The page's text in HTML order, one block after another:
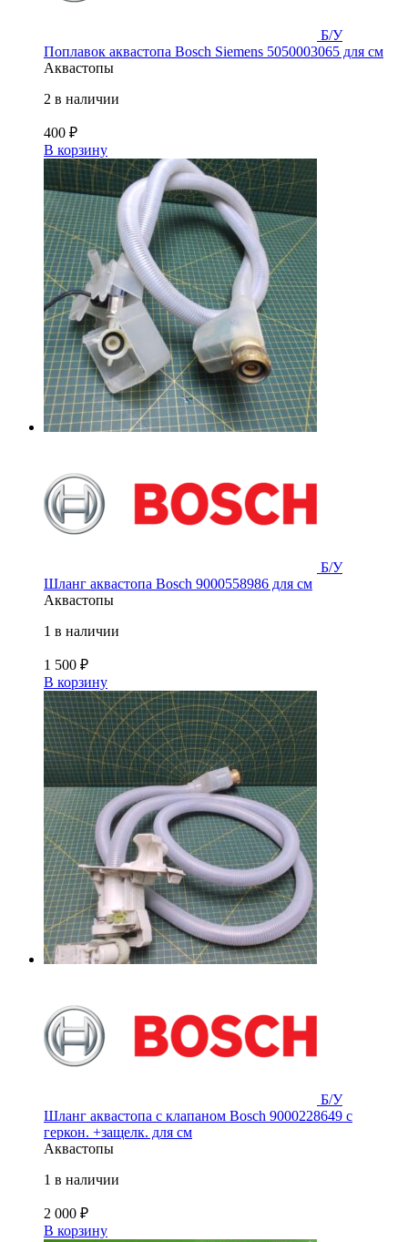
Б/У
Поплавок аквастопа Bosch Siemens 5050003065 для см
Аквастопы
2 в наличии
400 ₽
В корзину
Б/У
Шланг аквастопа Bosch 9000558986 для см
Аквастопы
1 в наличии
1 500 ₽
В корзину
Б/У
Шланг аквастопа с клапаном Bosch 9000228649 с
геркон. +защелк. для см
Аквастопы
1 в наличии
2 000 ₽
В корзину